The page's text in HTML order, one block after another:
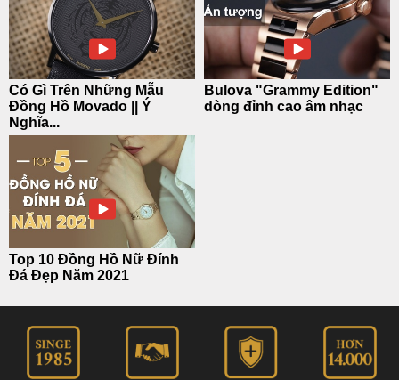
Có Gì Trên Những Mẫu
Đồng Hồ Movado || Ý
Nghĩa...
Bulova "Grammy Edition"
dòng đỉnh cao âm nhạc
Top 10 Đồng Hồ Nữ Đính
Đá Đẹp Năm 2021